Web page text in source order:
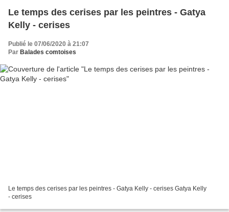
Le temps des cerises par les peintres - Gatya
Kelly - cerises
Publié le 07/06/2020 à 21:07
Par Balades comtoises
Le temps des cerises par les peintres - Gatya Kelly - cerises Gatya Kelly
- cerises